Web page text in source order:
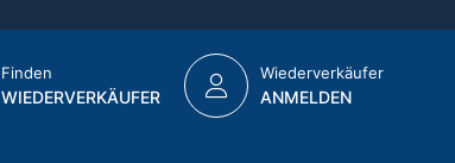
Finden
WIEDERVERKÄUFER
Wiederverkäufer
ANMELDEN